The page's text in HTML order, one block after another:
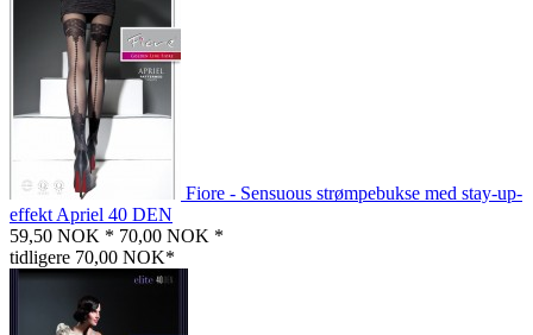
Fiore - Sensuous strømpebukse med stay-up-
effekt Apriel 40 DEN
59,50 NOK * 70,00 NOK *
tidligere 70,00 NOK*